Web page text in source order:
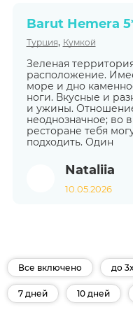
Barut Hemera
Турция, Кумкой
Зеленая
расположение.
море и дно
ноги. Вкусные и
и ужины.
неоднозначное; во
ресторане тебя
подходить. Один
Nataliia
10.05.2026
Все включено до
7 дней 10 дней